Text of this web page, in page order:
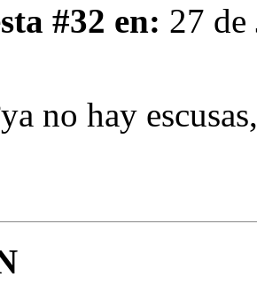
#32 en: 27
no hay